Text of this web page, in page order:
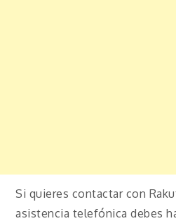
Si quieres contactar con
asistencia telefónica debes